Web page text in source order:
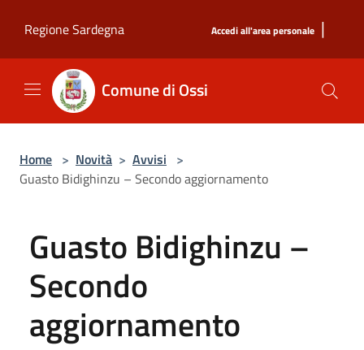
Regione Sardegna
Accedi all'area personale |
Comune di Ossi
Home > Novità > Avvisi >
Guasto Bidighinzu – Secondo aggiornamento
Guasto Bidighinzu –
Secondo
aggiornamento